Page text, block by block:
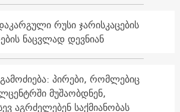
რუსი ჯარისკაცების
ნაცვლად დევნიან
პირები, რომლებიც
მუშაობდნენ,
აგრძელებენ საქმიანობას